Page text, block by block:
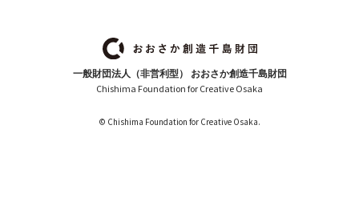
一般財団法人（非営利型） おおさか創造千島財団
Chishima Foundation for Creative Osaka
© Chishima Foundation for Creative Osaka.